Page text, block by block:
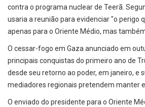
contra o programa nuclear de Teerã.
usaria a reunião para evidenciar "o perigo
apenas para o Oriente Médio, mas também
O cessar-fogo em Gaza anunciado em
principais conquistas do primeiro ano de
desde seu retorno ao poder, em janeiro, e
mediadores regionais pretendem manter
O enviado do presidente para o Oriente